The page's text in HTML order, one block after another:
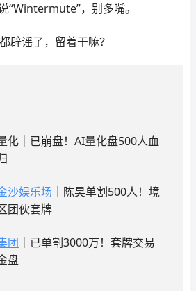
，别多嘴。
谣了，留着干嘛？
化｜已崩盘！AI量化盘500人血
沙娱乐场 ｜陈昊单割500人！境
团伙套牌
团 ｜已单割3000万！套牌交易
盘